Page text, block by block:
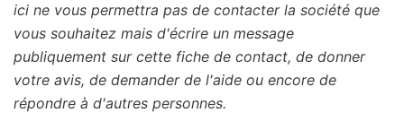
ici ne vous permettra pas de contacter la société que
vous souhaitez mais d'écrire un message
publiquement sur cette fiche de contact, de donner
votre avis, de demander de l'aide ou encore de
répondre à d'autres personnes.